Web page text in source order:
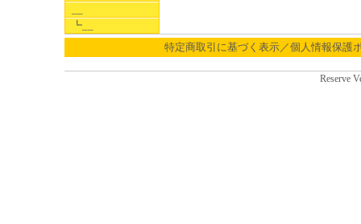
┗__
特定商取引に基づく表示／個人情報保護
Reserve